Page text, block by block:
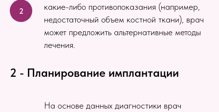
какие-либо противопоказания (например,
недостаточный объем костной ткани), врач
может предложить альтернативные методы
лечения.
2 - Планирование имплантации
На основе данных диагностики врач